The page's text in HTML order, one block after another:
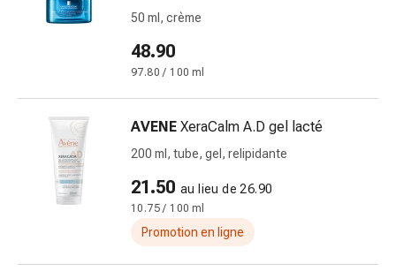
Acné
fleurs
Bach
base
50 ml, crème
48.90
97.80 / 100 ml
AVENE XeraCalm A.D gel lacté
200 ml, tube, gel, relipidante
21.50 au lieu de 26.90
10.75 / 100 ml
Promotion en ligne